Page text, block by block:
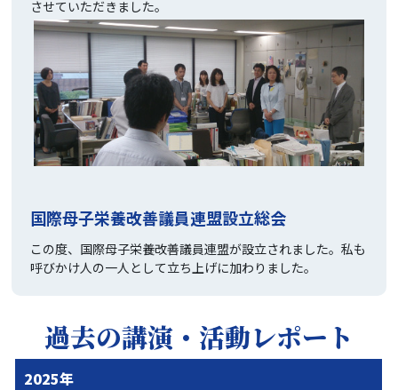
させていただきました。
国際母子栄養改善議員連盟設立総会
この度、国際母子栄養改善議員連盟が設立されました。私も
呼びかけ人の一人として立ち上げに加わりました。
過去の講演・活動レポート
2025年